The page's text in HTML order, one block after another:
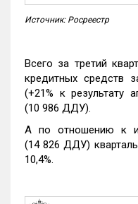
Источник: Росреестр
Всего за третий
кредитных средств
(+21% к результату
(10 986 ДДУ).
А по отношению к
(14 826 ДДУ)
10,4%.